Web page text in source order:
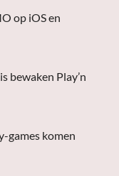
op iOS en
bewaken Play’n
games komen